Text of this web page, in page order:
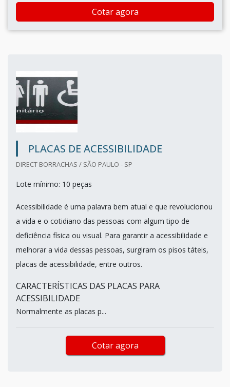
Cotar agora
PLACAS DE ACESSIBILIDADE
DIRECT BORRACHAS / SÃO PAULO - SP
Lote mínimo: 10 peças
Acessibilidade é uma palavra bem atual e que revolucionou
a vida e o cotidiano das pessoas com algum tipo de
deficiência física ou visual. Para garantir a acessibilidade e
melhorar a vida dessas pessoas, surgiram os pisos táteis,
placas de acessibilidade, entre outros.
CARACTERÍSTICAS DAS PLACAS PARA
ACESSIBILIDADE
Normalmente as placas p...
Cotar agora